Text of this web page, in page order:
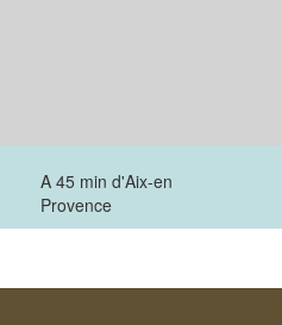
A 45 min d'Aix-en
Provence